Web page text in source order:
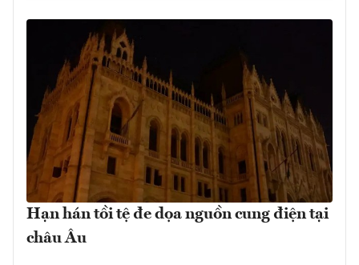
Hạn hán tồi tệ đe dọa nguồn cung điện tại
châu Âu